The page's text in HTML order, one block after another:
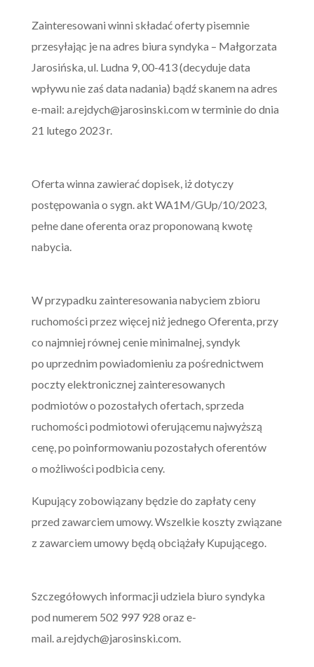
Zainteresowani winni składać oferty pisemnie
przesyłając je na adres biura syndyka – Małgorzata
Jarosińska, ul. Ludna 9, 00-413 (decyduje data
wpływu nie zaś data nadania) bądź skanem na adres
e-mail: a.rejdych@jarosinski.com w terminie do dnia
21 lutego 2023 r.
Oferta winna zawierać dopisek, iż dotyczy
postępowania o sygn. akt WA1M/GUp/10/2023,
pełne dane oferenta oraz proponowaną kwotę
nabycia.
W przypadku zainteresowania nabyciem zbioru
ruchomości przez więcej niż jednego Oferenta, przy
co najmniej równej cenie minimalnej, syndyk
po uprzednim powiadomieniu za pośrednictwem
poczty elektronicznej zainteresowanych
podmiotów o pozostałych ofertach, sprzeda
ruchomości podmiotowi oferującemu najwyższą
cenę, po poinformowaniu pozostałych oferentów
o możliwości podbicia ceny.
Kupujący zobowiązany będzie do zapłaty ceny
przed zawarciem umowy. Wszelkie koszty związane
z zawarciem umowy będą obciążały Kupującego.
Szczegółowych informacji udziela biuro syndyka
pod numerem 502 997 928 oraz e-
mail.a.rejdych@jarosinski.com.